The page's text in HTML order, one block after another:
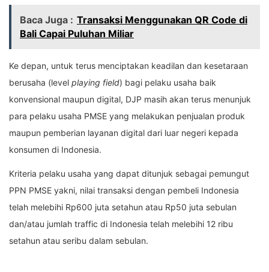
Baca Juga : Transaksi Menggunakan QR Code di
Bali Capai Puluhan Miliar
Ke depan, untuk terus menciptakan keadilan dan kesetaraan
berusaha (level playing field) bagi pelaku usaha baik
konvensional maupun digital, DJP masih akan terus menunjuk
para pelaku usaha PMSE yang melakukan penjualan produk
maupun pemberian layanan digital dari luar negeri kepada
konsumen di Indonesia.
Kriteria pelaku usaha yang dapat ditunjuk sebagai pemungut
PPN PMSE yakni, nilai transaksi dengan pembeli Indonesia
telah melebihi Rp600 juta setahun atau Rp50 juta sebulan
dan/atau jumlah traffic di Indonesia telah melebihi 12 ribu
setahun atau seribu dalam sebulan.